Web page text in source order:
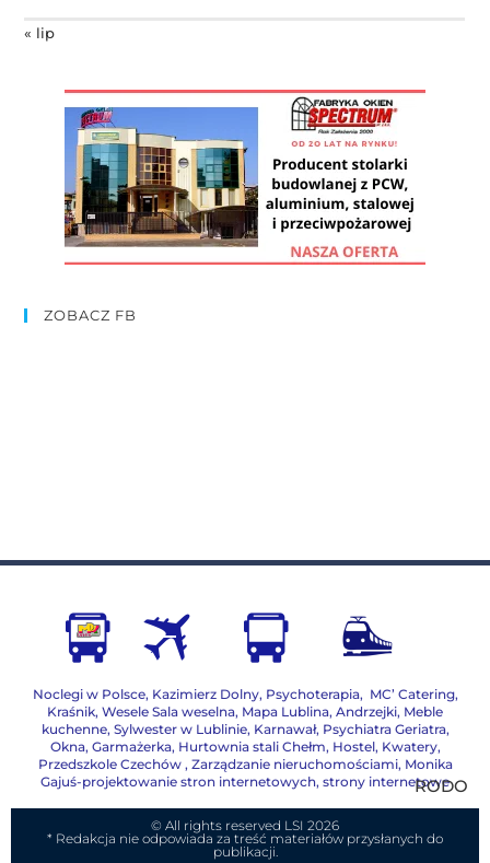
« lip
ZOBACZ FB
Noclegi w Polsce, Kazimierz Dolny, Psychoterapia, MC’ Catering,
Kraśnik, Wesele Sala weselna, Mapa Lublina, Andrzejki, Meble
kuchenne, Sylwester w Lublinie, Karnawał, Psychiatra Geriatra,
Okna, Garmażerka, Hurtownia stali Chełm, Hostel, Kwatery,
Przedszkole Czechów , Zarządzanie nieruchomościami, Monika
Gajuś-projektowanie stron internetowych, strony internetowe
RODO
© All rights reserved LSI 2026
* Redakcja nie odpowiada za treść materiałów przysłanych do
publikacji.